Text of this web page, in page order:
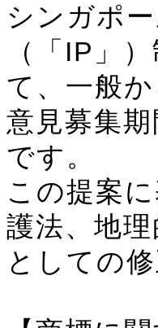
シンガポ
（「IP」
て、一般
意見募集
です。
この提案
護法、地
としての